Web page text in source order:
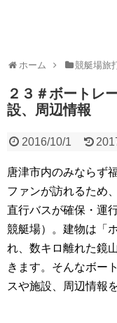
ホーム 競艇場旅
２３＃ボートレ
設、周辺情報
2016/10/1
唐津市内のみならず
ファンが訪れるため
直行バスが確保・運
競艇場）。建物は「
れ、数キロ離れた鏡
きます。そんなボー
スや施設、周辺情報